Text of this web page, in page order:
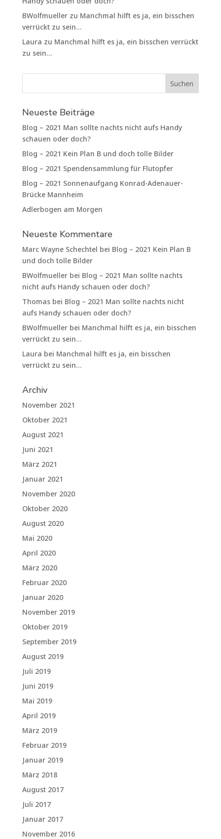
BWolfmuellerzu Manchmal hilft es ja, ein bisschen
verrückt zu sein…
Laura zu Manchmal hilft es ja, ein bisschen verrückt
zu sein…
Neueste Beiträge
Blog – 2021 Man sollte nachts nicht aufs Handy
schauen oder doch?
Blog – 2021 Kein Plan B und doch tolle Bilder
Blog – 2021 Spendensammlung für Flutopfer
Blog – 2021 Sonnenaufgang Konrad-Adenauer-
Brücke Mannheim
Adlerbogen am Morgen
Neueste Kommentare
Marc Wayne Schechtel bei Blog – 2021 Kein Plan B
und doch tolle Bilder
BWolfmuellerbei Blog – 2021 Man sollte nachts
nicht aufs Handy schauen oder doch?
Thomasbei Blog – 2021 Man sollte nachts nicht
aufs Handy schauen oder doch?
BWolfmuellerbei Manchmal hilft es ja, ein bisschen
verrückt zu sein…
Laura bei Manchmal hilft es ja, ein bisschen
verrückt zu sein…
Archiv
November 2021
Oktober 2021
August 2021
Juni 2021
März 2021
Januar 2021
November 2020
Oktober 2020
August 2020
Mai 2020
April 2020
März 2020
Februar 2020
Januar 2020
November 2019
Oktober 2019
September 2019
August 2019
Juli 2019
Juni 2019
Mai 2019
April 2019
März 2019
Februar 2019
Januar 2019
März 2018
August 2017
Juli 2017
Januar 2017
November 2016